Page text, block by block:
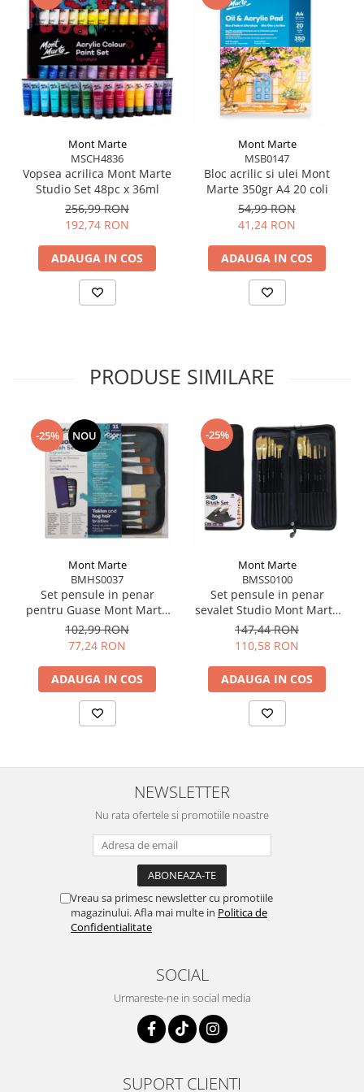
Curăță pensula imediat după utilizare cu apă
caldă și săpun
Modelează perii cu degetele și lasă la uscat în
poziție orizontală sau cu vârful în sus
Mont Marte
MSCH4836
Vopsea acrilica Mont Marte
Studio Set 48pc x 36ml
256,99 RON
192,74 RON
ADAUGA IN COS
Mont Marte
MSB0147
Bloc acrilic si ulei Mont
Marte 350gr A4 20 coli
54,99 RON
41,24 RON
ADAUGA IN COS
PRODUSE SIMILARE
-25% NOU
Mont Marte
BMHS0037
Set pensule in penar
pentru Guase Mont Marte
11 buc/set
102,99 RON
77,24 RON
ADAUGA IN COS
-25%
Mont Marte
BMSS0100
Set pensule in penar
sevalet Studio Mont Marte
15buc
147,44 RON
110,58 RON
ADAUGA IN COS
NEWSLETTER
Nu rata ofertele si promotiile noastre
Vreau sa primesc newsletter cu promotiile
magazinului. Afla mai multe in Politica de
Confidentialitate
SOCIAL
Urmareste-ne in social media
SUPORT CLIENTI